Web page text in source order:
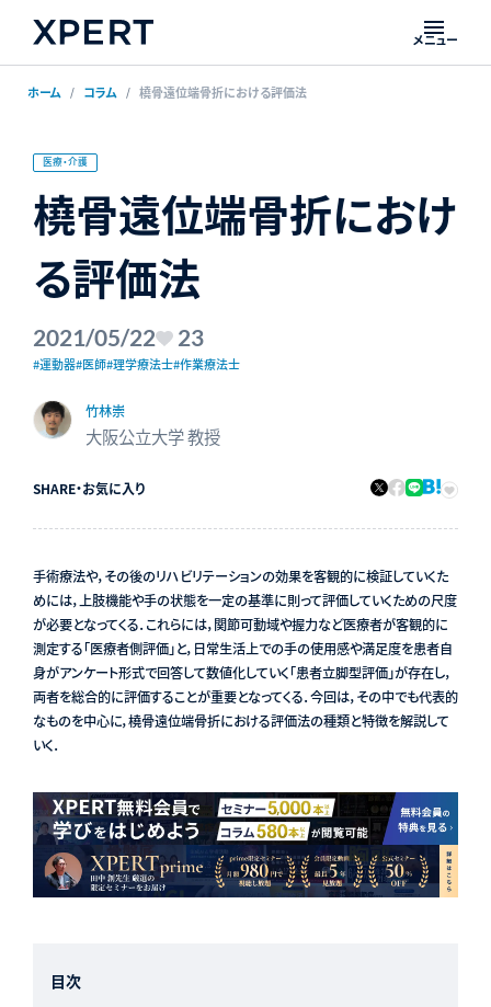
メニュー
ホーム コラム 橈骨遠位端骨折における評価法
医療・介護
橈骨遠位端骨折におけ
る評価法
2021/05/22 23
#運動器#医師#理学療法士#作業療法士
竹林崇
大阪公立大学 教授
SHARE・お気に入り
手術療法や，その後のリハビリテーションの効果を客観的に検証していくた
めには，上肢機能や手の状態を一定の基準に則って評価していくための尺度
が必要となってくる．これらには，関節可動域や握力など医療者が客観的に
測定する「医療者側評価」と，日常生活上での手の使用感や満足度を患者自
身がアンケート形式で回答して数値化していく「患者立脚型評価」が存在し，
両者を総合的に評価することが重要となってくる．今回は，その中でも代表的
なものを中心に，橈骨遠位端骨折における評価法の種類と特徴を解説して
いく．
目次